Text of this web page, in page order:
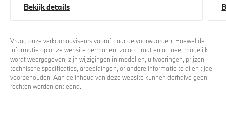
Bekijk details
Vraag onze verkoopadviseurs vooraf naar de voorwaarden. Hoewel de
informatie op onze website permanent zo accuraat en actueel mogelijk
wordt weergegeven, zijn wijzigingen in modellen, uitvoeringen, prijzen,
technische specificaties, afbeeldingen, of andere informatie te allen tijde
voorbehouden. Aan de inhoud van deze website kunnen derhalve geen
rechten worden ontleend.